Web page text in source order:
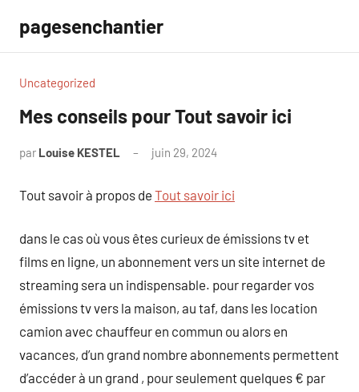
contenu
pagesenchantier
Uncategorized
Mes conseils pour Tout savoir ici
par Louise KESTEL juin 29, 2024
Tout savoir à propos de Tout savoir ici
dans le cas où vous êtes curieux de émissions tv et
films en ligne, un abonnement vers un site internet de
streaming sera un indispensable. pour regarder vos
émissions tv vers la maison, au taf, dans les location
camion avec chauffeur en commun ou alors en
vacances, d’un grand nombre abonnements permettent
d’accéder à un grand , pour seulement quelques € par